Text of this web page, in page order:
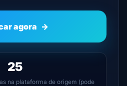
agora →
25
na plataforma de origem (pode